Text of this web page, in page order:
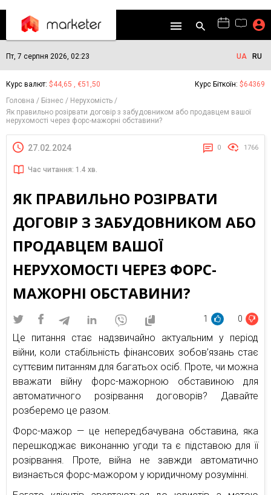
Пт, 7 серпня 2026, 02:23 UA RU
Курс валют: $44,65 , €51,50 Курс Біткоїн: $64369
Головна
Бізнес
Нерухомість
Як правильно розірвати договір з забудовником або продавцем вашої
нерухомості через форс-мажорні обставини?
27.02.2024 0 1766
Час читання: 1.4 хв.
ЯК ПРАВИЛЬНО РОЗІРВАТИ
ДОГОВІР З ЗАБУДОВНИКОМ АБО
ПРОДАВЦЕМ ВАШОЇ
НЕРУХОМОСТІ ЧЕРЕЗ ФОРС-
МАЖОРНІ ОБСТАВИНИ?
1 0
Це питання стає надзвичайно актуальним у період
війни, коли стабільність фінансових зобов’язань стає
суттєвим питанням для багатьох осіб. Проте, чи можна
вважати війну форс-мажорною обставиною для
автоматичного розірвання договорів? Давайте
розберемо це разом.
Форс-мажор — це непередбачувана обставина, яка
перешкоджає виконанню угоди та є підставою для її
розірвання. Проте, війна не завжди автоматично
визнається форс-мажором у юридичному розумінні.